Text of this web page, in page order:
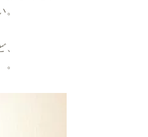
。
、